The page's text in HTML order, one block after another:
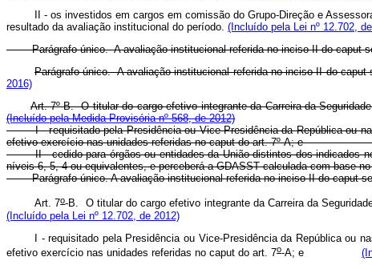
II - os investidos em cargos em comissão do Grupo-Direção e
resultado da avaliação institucional do período. (Incluído pela Lei nº 12.702,
Parágrafo único. A avaliação institucional referida no inciso II do
Parágrafo único. A avaliação institucional referida no inciso II docaput
2016)
Art. 7º-B. O titular do cargo efetivo integrante da Carreira da
(Incluído pela Medida Provisória nº 568, de 2012)
I - requisitado pela Presidência ou Vice-Presidência da República ou nas
efetivo exercício nas unidades referidas no caput do art. 7º-A;
II - cedido para órgãos ou entidades da União distintos dos indicados no
níveis 6, 5, 4 ou equivalentes, e perceberá a GDASST calculada com
Parágrafo único. A avaliação institucional referida no inciso II do
Art. 7o-B. O titular do cargo efetivo integrante da Carreira da
(Incluído pela Lei nº 12.702, de 2012)
I - requisitado pela Presidência ou Vice-Presidência da República ou
efetivo exercício nas unidades referidas no caput do art. 7o-A; e